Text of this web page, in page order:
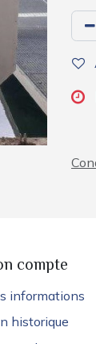
compte
informations
historique